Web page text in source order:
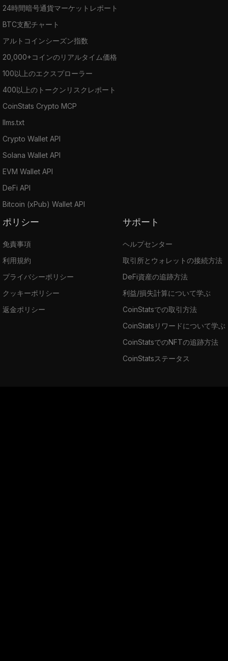
24時間暗号通貨マーケットレポート
BTC支配チャート
アルトコインシーズン指数
20,000+コインのリアルタイム価格
100以上のエクスプローラー
400以上のトークンリスクレポート
CoinStats Crypto MCP
llms.txt
Crypto Wallet API
Solana Wallet API
EVM Wallet API
DeFi API
Bitcoin (xPub) Wallet API
ポリシー
免責事項
利用規約
プライバシーポリシー
クッキーポリシー
返金ポリシー
サポート
ヘルプセンター
取引所とウォレットの接続方法
DeFi資産の追跡方法
利益/損失計算について学ぶ
CoinStatsでの取引方法
CoinStatsリワードについて学ぶ
CoinStatsでのNFTの追跡方法
CoinStatsステータス